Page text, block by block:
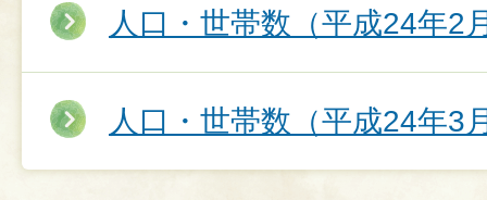
人口・世帯数（平成24年2
人口・世帯数（平成24年3